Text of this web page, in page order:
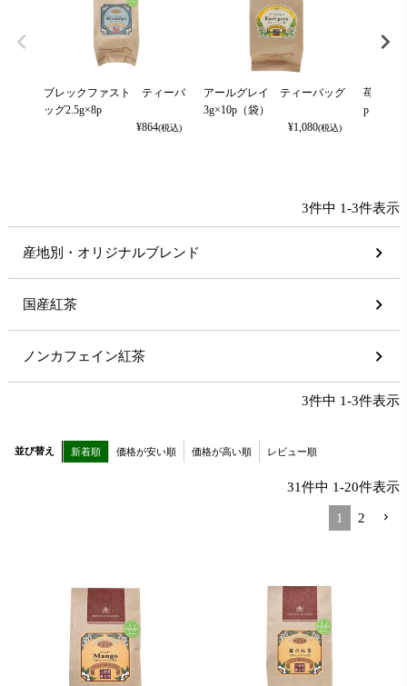
ブレックファスト ティーバ
ッグ2.5g×8p
¥864(税込)
アールグレイ ティーバッグ
3g×10p（袋）
¥1,080(税込)
苺の紅
p
3件中 1-3件表示
産地別・オリジナルブレンド
国産紅茶
ノンカフェイン紅茶
3件中 1-3件表示
並び替え 新着順 価格が安い順 価格が高い順 レビュー順
31件中 1-20件表示
1 2